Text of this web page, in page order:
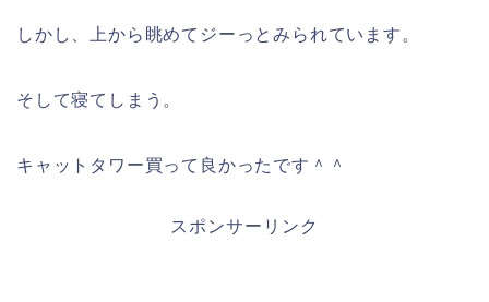
しかし、上から眺めてジーっとみられています。
そして寝てしまう。
キャットタワー買って良かったです＾＾
スポンサーリンク